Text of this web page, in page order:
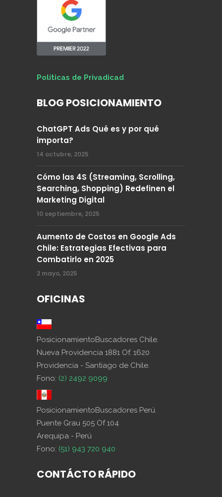
Políticas de Privadicad
BLOG POSICIONAMIENTO
ChatGPT Ads Qué es y por qué
importa?
14 octubre, 2025
Cómo las 4S (Streaming, Scrolling,
Searching, Shopping) Redefinen el
Marketing Digital
10 septiembre, 2025
Aumento de Costos en Google Ads
Chile: Estrategias Efectivas para
Combatirlo en 2025
2 mayo, 2025
OFICINAS
PosicionamientoBuscadores Chile.
Nueva Providencia 1881 Of. 1620
Providencia - Santiago de Chile.
Fono: (2) 2492 9099
PosicionamientoBuscadores Perú.
Puente Grau 505 Of 104
Arequipa - Perú
Fono: (51) 943 720 940
CONTÁCTO RÁPIDO